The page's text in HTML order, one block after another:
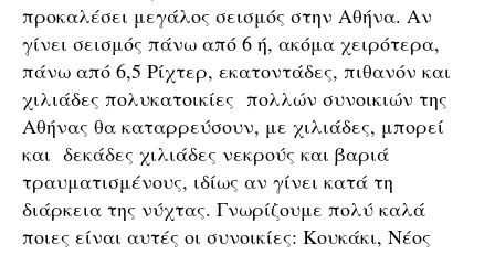
προκαλέσει μεγάλος σεισμός στην Αθήνα. Αν
γίνει σεισμός πάνω από 6 ή, ακόμα χειρότερα,
πάνω από 6,5 Ρίχτερ, εκατοντάδες, πιθανόν και
χιλιάδες πολυκατοικίες πολλών συνοικιών της
Αθήνας θα καταρρεύσουν, με χιλιάδες, μπορεί
και δεκάδες χιλιάδες νεκρούς και βαριά
τραυματισμένους, ιδίως αν γίνει κατά τη
διάρκεια της νύχτας. Γνωρίζουμε πολύ καλά
ποιες είναι αυτές οι συνοικίες: Κουκάκι, Νέος